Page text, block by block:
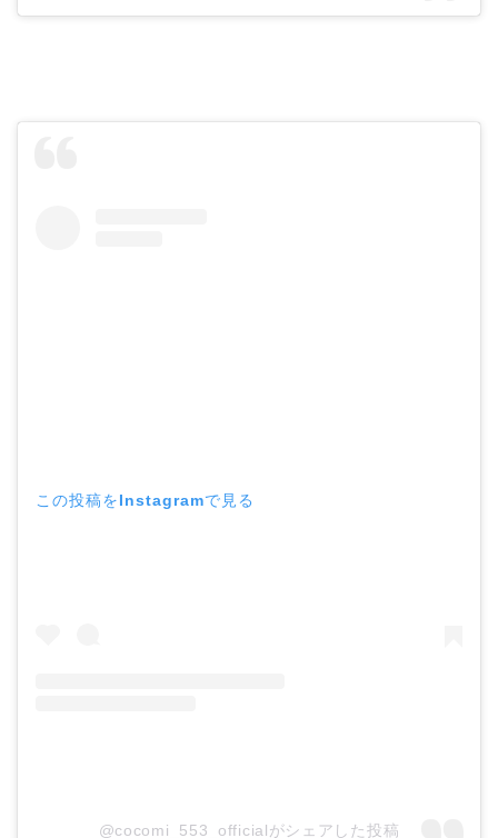
この投稿をInstagramで見る
@cocomi_553_officialがシェアした投稿